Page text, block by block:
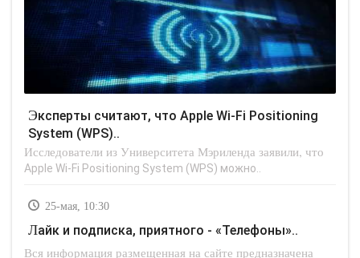
Эксперты считают, что Apple Wi-Fi Positioning
System (WPS)..
Исследователи из Университета Мэриленда заявили, что
Apple Wi-Fi Positioning System (WPS) можно..
25-мая, 10:30
Лайк и подписка, приятного - «Телефоны»..
Вся информация размещенная на сайте предназначена